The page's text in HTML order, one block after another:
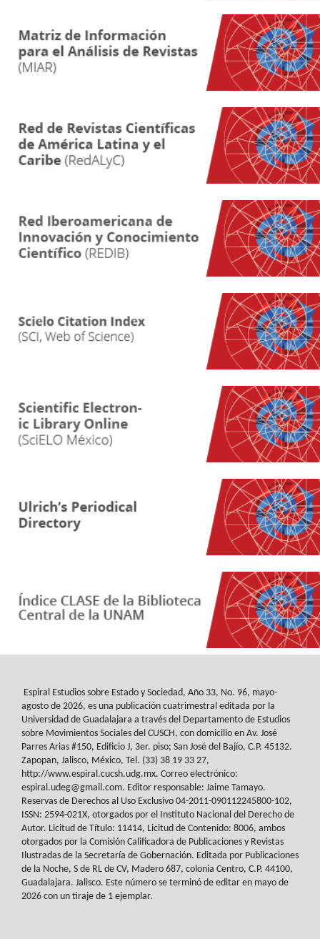
Espiral Estudios sobre Estado y Sociedad, Año 33, No. 96, mayo-
agosto de 2026, es una publicación cuatrimestral editada por la
Universidad de Guadalajara a través del Departamento de Estudios
sobre Movimientos Sociales del CUSCH, con domicilio en Av. José
Parres Arias #150, Edificio J, 3er. piso; San José del Bajío, C.P. 45132.
Zapopan, Jalisco, México, Tel. (33) 38 19 33 27,
http://www.espiral.cucsh.udg.mx. Correo electrónico:
espiral.udeg@gmail.com. Editor responsable: Jaime Tamayo.
Reservas de Derechos al Uso Exclusivo 04-2011-090112245800-102,
ISSN: 2594-021X, otorgados por el Instituto Nacional del Derecho de
Autor. Licitud de Título: 11414, Licitud de Contenido: 8006, ambos
otorgados por la Comisión Calificadora de Publicaciones y Revistas
Ilustradas de la Secretaría de Gobernación. Editada por Publicaciones
de la Noche, S de RL de CV, Madero 687, colonia Centro, C.P. 44100,
Guadalajara. Jalisco. Este número se terminó de editar en mayo de
2026 con un tiraje de 1 ejemplar.